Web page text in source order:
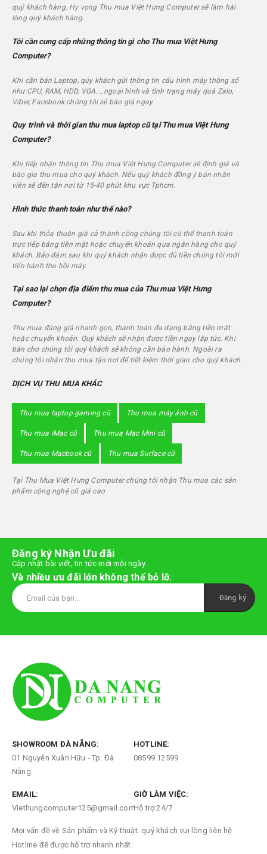
quý khách hàng. Hy vọng Thu mua Việt Hưng Computersẽ làm hài
lòng quý khách hàng.
Tôi cần cung cấp những thông tin gì cho Thu mua Việt Hưng
Computer?
Khi cần bán Laptop, qúy khách gửi thông tin cấu hình máy thông số
như CPU, RAM, HDD, VGA…, ngoại hình và tình trạng máy quá Zalo,
Viber, Facebook chúng tôi sẻ báo giá ngay.
Quy trình và thời gian thu mua laptop cũ tại Thu mua Việt Hưng
Computer?
Khi tiếp nhận thông tin Thu mua Việt Hưng Computersẽ định giá và
báo gia thu mua cho quý khách. Nếu quý khách đồng ý bán nhân
viên sẽ đến tận nơi từ 15-40 phút khu vực Tphcm.
Hình thức thanh toán như thế nào?
Sau khi thỏa thuận giá cả thành công chúng tôi có thể thanh toán
trực tiếp bằng tiền mặt hoặc chuyển khoản qua ngân hàng cho quý
khách. Bảo đảm sau khi quý khách nhận được đủ tiền chúng tôi mới
tiến hành thu hồi máy.
Tại sao lại chọn địa điểm thu mua của Thu mua Việt Hưng
Computer?
Thu mua đúng giá nhanh gọn, thanh toán đa dạng bằng tiền mặt
hoặc chuyển khoản. Quý khách sẽ nhận được tiền ngay lập tức. Khi
bán cho chúng tôi quý khách sẽ không cần bảo hành. Ngoài ra
chúng tôi nhận thu mua tận nơi để tiết kiệm thời gian cho quý khách.
DỊCH VỤ THU MUA KHÁC
Thu mua laptop gaming cũ Thu mua máy ảnh cũ
Thu mua iMac cũ Thu mua Mac Mini cũ
Thu mua Macbook cũ Thu mua Surface cũ
Tại Thu Mua Việt Hưng Computerchúng tôi nhận Thu mua các sản
phẩm cộng nghệ cũ giá cao
Đăng ký Nhận Ưu đãi
Cập nhật bài viết, tin tức mới mỗi ngày.
Và nhiều ưu đãi lớn không thể bỏ lỡ.
SHOWROOM ĐÀ NẴNG:
01 Nguyễn Xuân Hữu - Tp. Đà
Nẵng
HOTLINE:
08599.12599
EMAIL:
Viethungcomputer125@gmail.com
GIỜ LÀM VIỆC:
Hỗ trợ 24/7
Mọi vấn đề về Sản phẩm và Kỹ thuật. quý khách vui lòng liên hệ
Hotline để được hỗ trợ nhanh nhất.